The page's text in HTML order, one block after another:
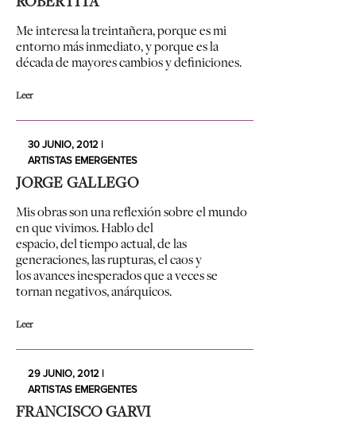
Me interesa la treintañera, porque es mi
entorno más inmediato, y porque es la
década de mayores cambios y definiciones.
Leer
30 JUNIO, 2012 |
ARTISTAS EMERGENTES
JORGE GALLEGO
Mis obras son una reflexión sobre el mundo
en que vivimos. Hablo del
espacio, del tiempo actual, de las
generaciones, las rupturas, el caos y
los avances inesperados que a veces se
tornan negativos, anárquicos.
Leer
29 JUNIO, 2012 |
ARTISTAS EMERGENTES
FRANCISCO GARVI